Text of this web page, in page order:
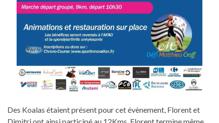
Des Koalas étaient présent pour cet évènement, Florent et